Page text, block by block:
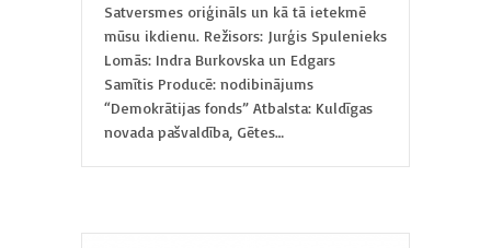
Satversmes oriģināls un kā tā ietekmē
mūsu ikdienu. Režisors: Jurģis Spulenieks
Lomās: Indra Burkovska un Edgars
Samītis Producē: nodibinājums
“Demokrātijas fonds” Atbalsta: Kuldīgas
novada pašvaldība, Gētes…